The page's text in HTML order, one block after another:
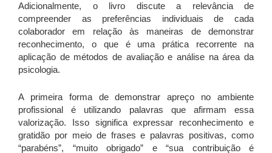
Adicionalmente, o livro discute a relevância de
compreender as preferências individuais de cada
colaborador em relação às maneiras de demonstrar
reconhecimento, o que é uma prática recorrente na
aplicação de métodos de avaliação e análise na área da
psicologia.
A primeira forma de demonstrar apreço no ambiente
profissional é utilizando palavras que afirmam essa
valorização. Isso significa expressar reconhecimento e
gratidão por meio de frases e palavras positivas, como
“parabéns”, “muito obrigado” e “sua contribuição é